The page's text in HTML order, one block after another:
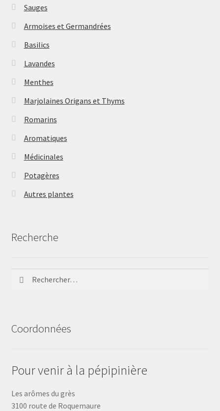
Sauges
Armoises et Germandrées
Basilics
Lavandes
Menthes
Marjolaines Origans et Thyms
Romarins
Aromatiques
Médicinales
Potagères
Autres plantes
Recherche
Coordonnées
Pour venir à la pépipinière
Les arômes du grès
3100 route de Roquemaure